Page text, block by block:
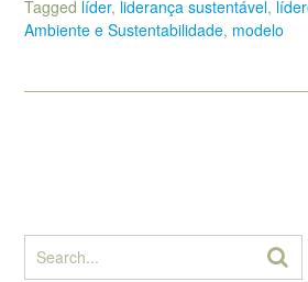
Tagged líder, liderança sustentável,
Ambiente e Sustentabilidade, modelo